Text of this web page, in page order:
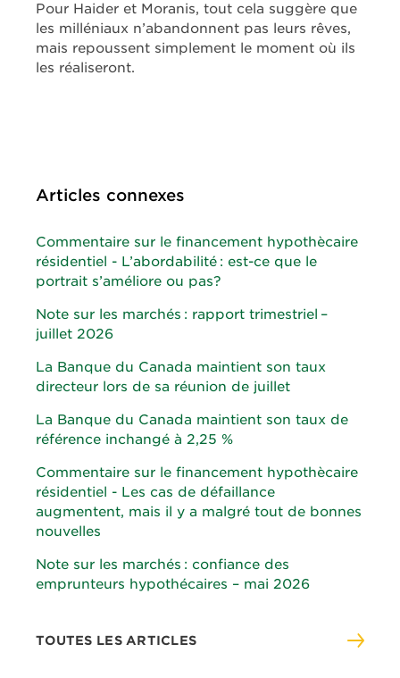
Pour Haider et Moranis, tout cela suggère que
les milléniaux n’abandonnent pas leurs rêves,
mais repoussent simplement le moment où ils
les réaliseront.
Articles connexes
Commentaire sur le financement hypothècaire
résidentiel - L’abordabilité : est-ce que le
portrait s’améliore ou pas?
Note sur les marchés : rapport trimestriel –
juillet 2026
La Banque du Canada maintient son taux
directeur lors de sa réunion de juillet
La Banque du Canada maintient son taux de
référence inchangé à 2,25 %
Commentaire sur le financement hypothècaire
résidentiel - Les cas de défaillance
augmentent, mais il y a malgré tout de bonnes
nouvelles
Note sur les marchés : confiance des
emprunteurs hypothécaires – mai 2026
TOUTES LES ARTICLES